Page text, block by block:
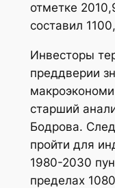
отметке
составил
Инвесторы
преддверии
старший
Бодрова.
пройти для
1980-2030
пределах